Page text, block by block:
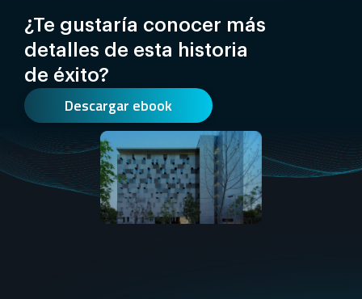
¿Te gustaría conocer más
detalles de esta historia
de éxito?
Descargar ebook